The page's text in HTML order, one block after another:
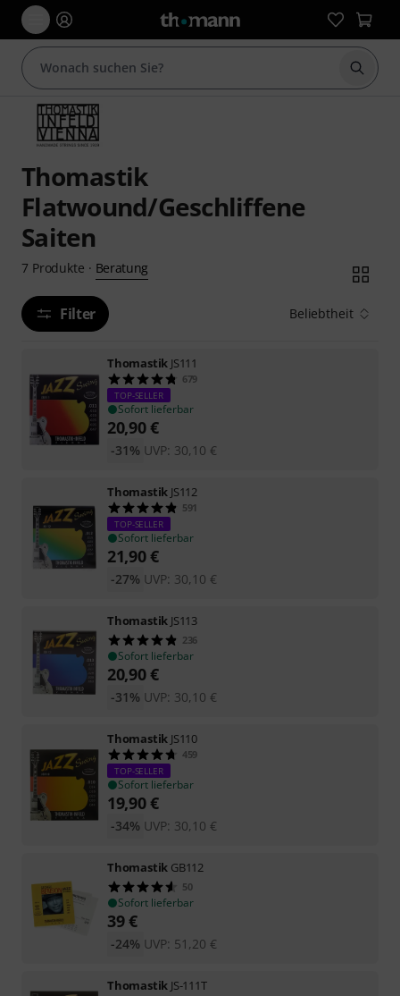
Suche
Thomastik
Flatwound/Geschliffene
Saiten
7 Produkte · Beratung
Filter Beliebtheit
Thomastik JS111
679
TOP-SELLER
Sofort lieferbar
20,90€
UVP: 30,10 €
-31%
Thomastik JS112
591
TOP-SELLER
Sofort lieferbar
21,90€
UVP: 30,10 €
-27%
Thomastik JS113
236
Sofort lieferbar
20,90€
UVP: 30,10 €
-31%
Thomastik JS110
459
TOP-SELLER
Sofort lieferbar
19,90€
UVP: 30,10 €
-34%
Thomastik GB112
50
Sofort lieferbar
39€
UVP: 51,20 €
-24%
Thomastik JS-111T